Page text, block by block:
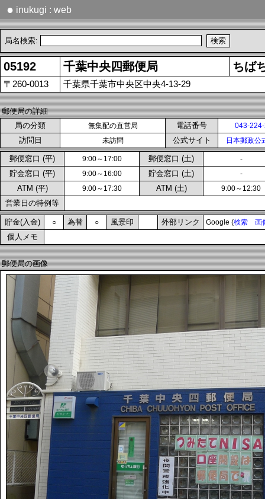
● inukugi : web
局名検索:
05192 千葉中央四郵便局 ちば
〒260-0013 千葉県千葉市中央区中央4-13-29
郵便局の詳細
局の分類
無集配の直営局 電話番号 043-
訪問日 未訪問 公式サイト 日本郵政公
郵便窓口 (平) 9:00～17:00 郵便窓口 (土) -
貯金窓口 (平) 9:00～16:00 貯金窓口 (土) -
ATM (平) 9:00～17:30 ATM (土) 9:00～12:30
営業日の特例等
貯金(入金) ○ 為替 ○ 風景印 外部リンク Google (検索 画
個人メモ
郵便局の画像